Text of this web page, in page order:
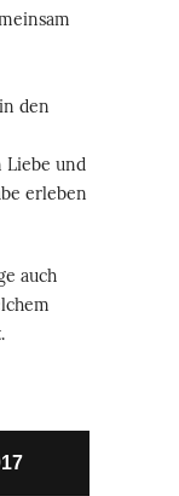
den
Liebe und
erleben
auch